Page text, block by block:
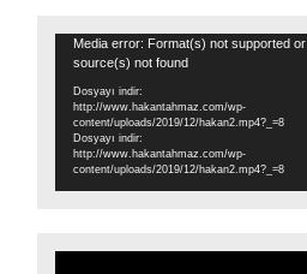
Video
oynatıcı
Media error: Format(s) not supported or
source(s) not found
Dosyayı indir:
http://www.hakantahmaz.com/wp-
content/uploads/2019/12/hakan2.mp4?_=8
Dosyayı indir:
http://www.hakantahmaz.com/wp-
content/uploads/2019/12/hakan2.mp4?_=8